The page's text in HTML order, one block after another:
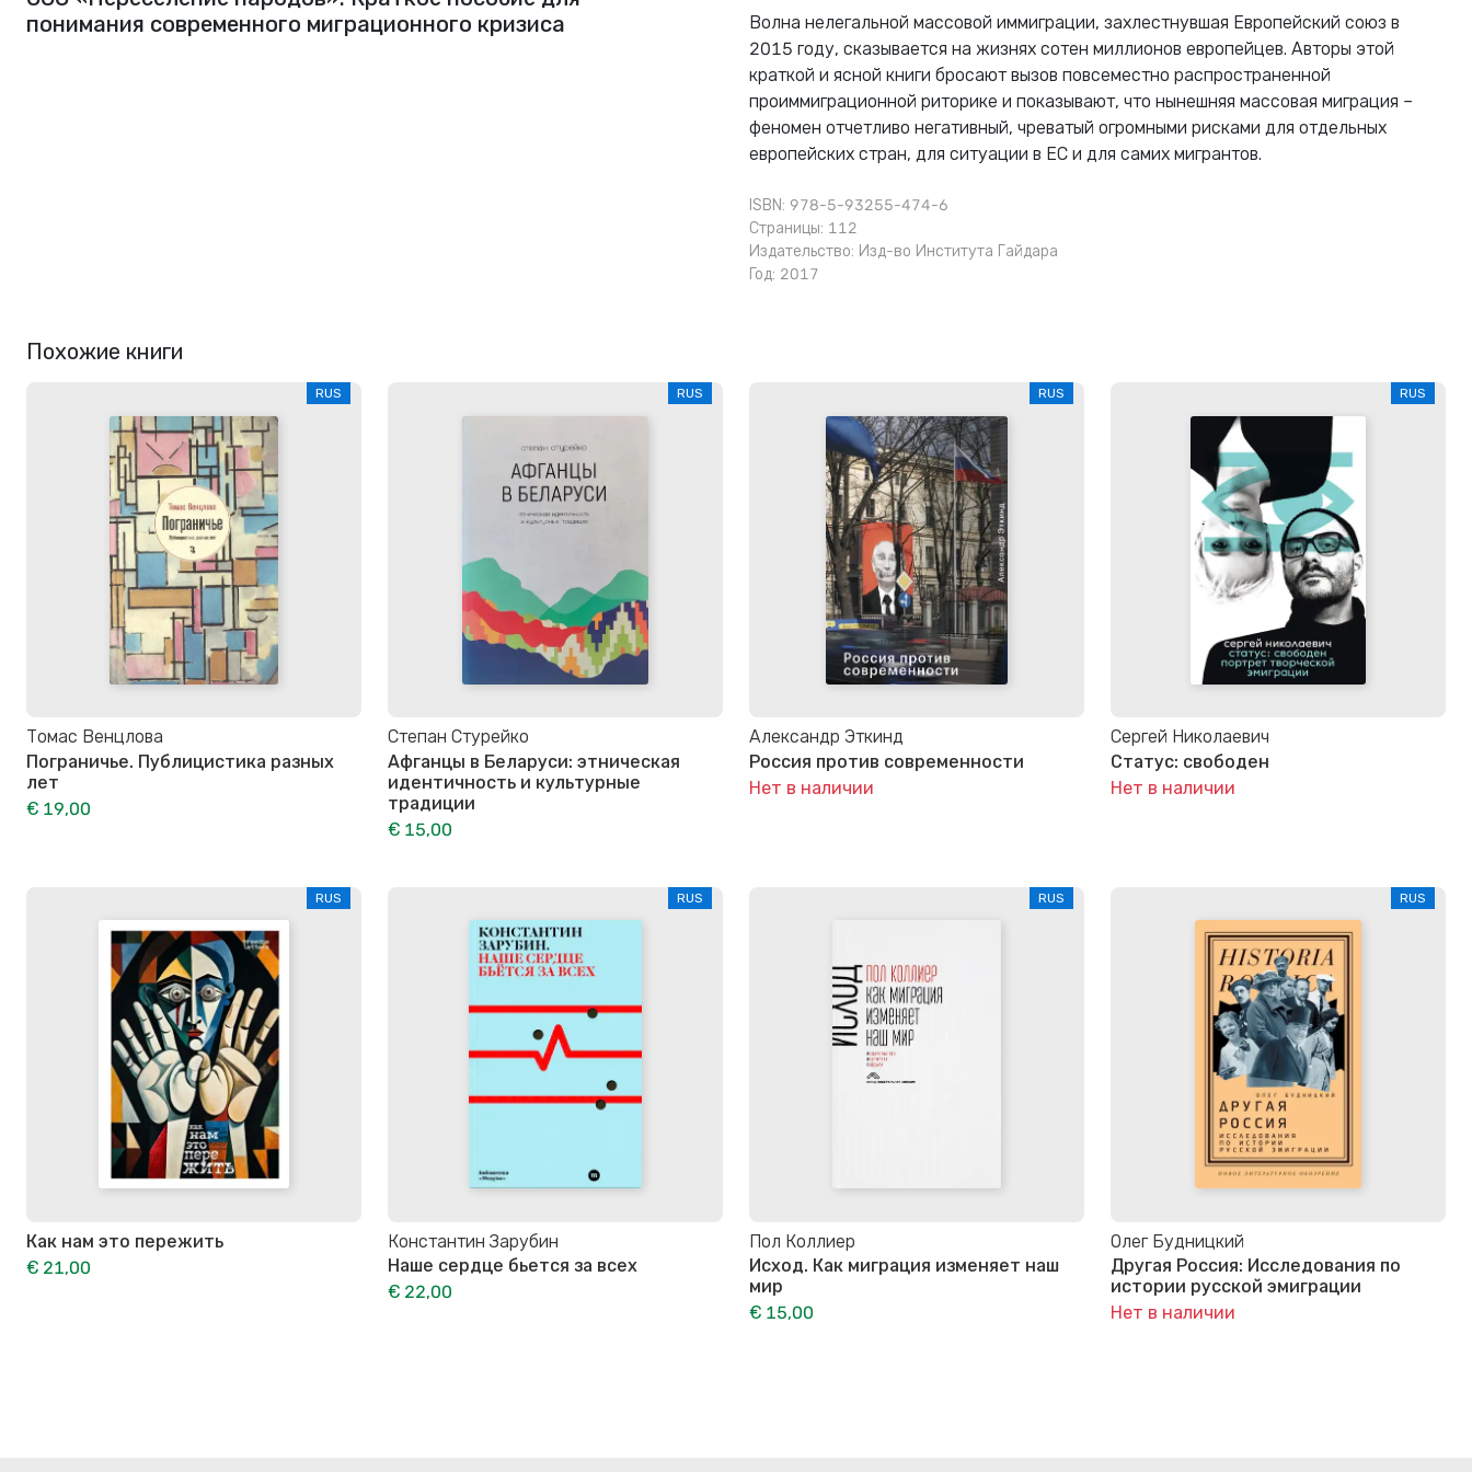
понимания современного миграционного кризиса
Волна нелегальной массовой иммиграции, захлестнувшая Европейский союз в
2015 году, сказывается на жизнях сотен миллионов европейцев. Авторы этой
краткой и ясной книги бросают вызов повсеместно распространенной
проиммиграционной риторике и показывают, что нынешняя массовая миграция –
феномен отчетливо негативный, чреватый огромными рисками для отдельных
европейских стран, для ситуации в ЕС и для самих мигрантов.
ISBN: 978-5-93255-474-6
Страницы: 112
Издательство: Изд-во Института Гайдара
Год: 2017
Похожие книги
RUS
Томас Венцлова
Пограничье. Публицистика разных
лет
€ 19,00
RUS
Степан Стурейко
Афганцы в Беларуси: этническая
идентичность и культурные
традиции
€ 15,00
RUS
Александр Эткинд
Россия против современности
Нет в наличии
RUS
Cергей Hиколаевич
Статус: свободен
Нет в наличии
RUS
Как нам это пережить
€ 21,00
RUS
Константин Зарубин
Наше сердце бьется за всех
€ 22,00
RUS
Пол Коллиер
Исход. Как миграция изменяет наш
мир
€ 15,00
RUS
Олег Будницкий
Другая Россия: Исследования по
истории русской эмиграции
Нет в наличии